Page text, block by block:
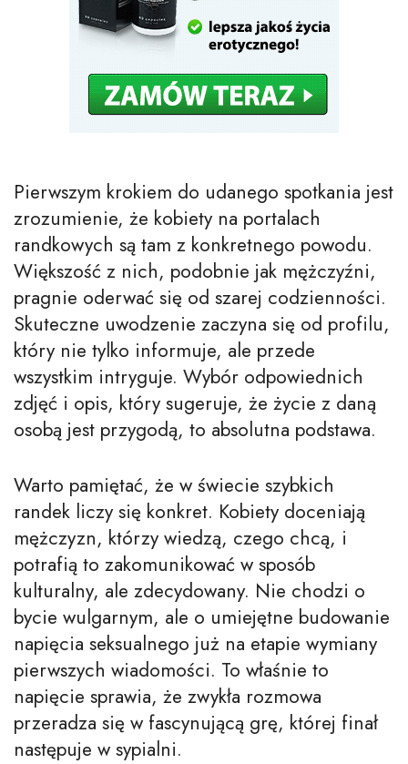
Pierwszym krokiem do udanego spotkania jest
zrozumienie, że kobiety na portalach
randkowych są tam z konkretnego powodu.
Większość z nich, podobnie jak mężczyźni,
pragnie oderwać się od szarej codzienności.
Skuteczne uwodzenie zaczyna się od profilu,
który nie tylko informuje, ale przede
wszystkim intryguje. Wybór odpowiednich
zdjęć i opis, który sugeruje, że życie z daną
osobą jest przygodą, to absolutna podstawa.
Warto pamiętać, że w świecie szybkich
randek liczy się konkret. Kobiety doceniają
mężczyzn, którzy wiedzą, czego chcą, i
potrafią to zakomunikować w sposób
kulturalny, ale zdecydowany. Nie chodzi o
bycie wulgarnym, ale o umiejętne budowanie
napięcia seksualnego już na etapie wymiany
pierwszych wiadomości. To właśnie to
napięcie sprawia, że zwykła rozmowa
przeradza się w fascynującą grę, której finał
następuje w sypialni.